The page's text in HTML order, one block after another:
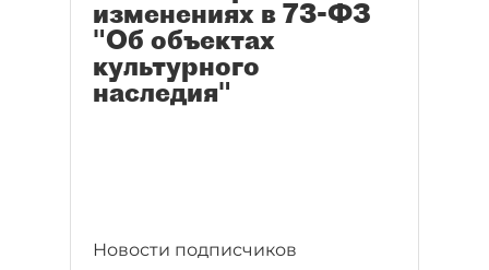
изменениях в 73-ФЗ
"Об объектах
культурного
наследия"
Новости подписчиков